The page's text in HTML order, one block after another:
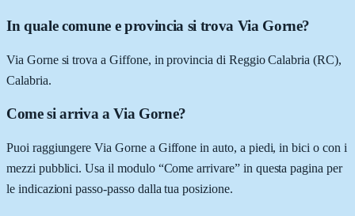
In quale comune e provincia si trova Via Gorne?
Via Gorne si trova a Giffone, in provincia di Reggio Calabria (RC),
Calabria.
Come si arriva a Via Gorne?
Puoi raggiungere Via Gorne a Giffone in auto, a piedi, in bici o con i
mezzi pubblici. Usa il modulo “Come arrivare” in questa pagina per
le indicazioni passo-passo dalla tua posizione.